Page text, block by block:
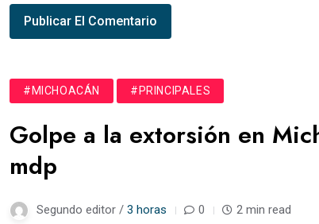
#MICHOACÁN #PRINCIPALES
Golpe a la extorsión en
mdp
Segundo editor / 3 horas 0 2 min read